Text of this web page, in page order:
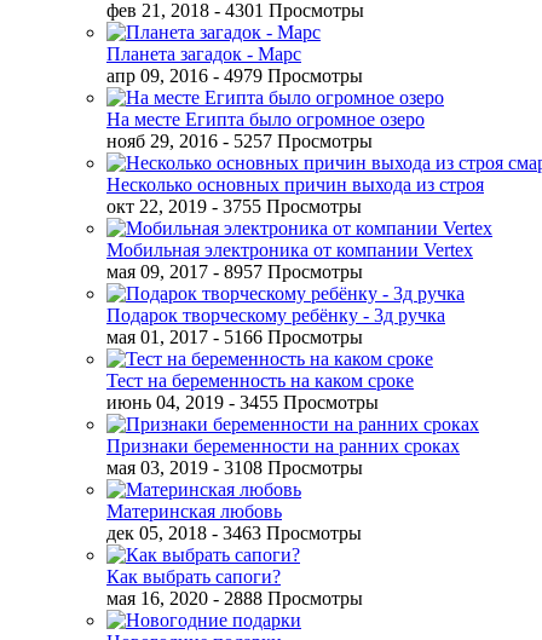
фев 21, 2018 - 4301 Просмотры
Планета загадок - Марс
апр 09, 2016 - 4979 Просмотры
На месте Египта было огромное озеро
нояб 29, 2016 - 5257 Просмотры
Несколько основных причин выхода из строя
окт 22, 2019 - 3755 Просмотры
Мобильная электроника от компании Vertex
мая 09, 2017 - 8957 Просмотры
Подарок творческому ребёнку - 3д ручка
мая 01, 2017 - 5166 Просмотры
Тест на беременность на каком сроке
июнь 04, 2019 - 3455 Просмотры
Признаки беременности на ранних сроках
мая 03, 2019 - 3108 Просмотры
Материнская любовь
дек 05, 2018 - 3463 Просмотры
Как выбрать сапоги?
мая 16, 2020 - 2888 Просмотры